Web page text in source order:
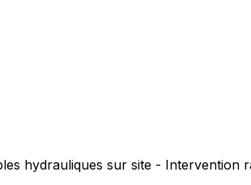
hydrauliques sur site - Intervention